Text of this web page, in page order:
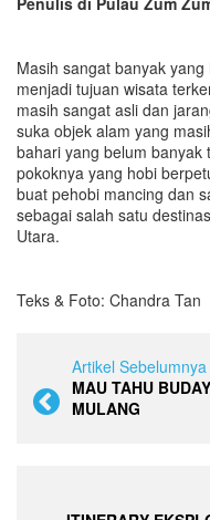
Masih sangat banyak
menjadi tujuan wisata
masih sangat asli dan
suka objek alam yang
bahari yang belum
pokoknya yang hobi
buat pehobi mancing dan
sebagai salah satu
Utara.
Teks & Foto: Chandra Tan
Artikel Sebelumnya
MAU TAHU
MULANG